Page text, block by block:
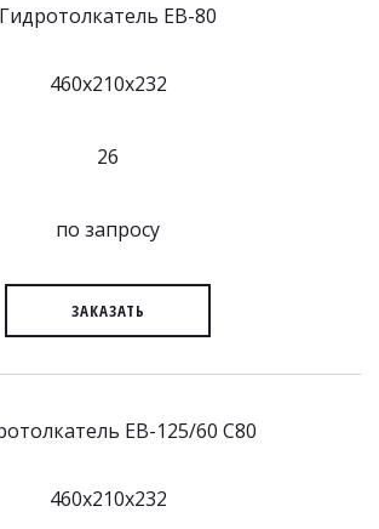
Гидротолкатель EB-80
460x210x232
26
по запросу
ЗАКАЗАТЬ
EB-125/60 C80
460x210x232